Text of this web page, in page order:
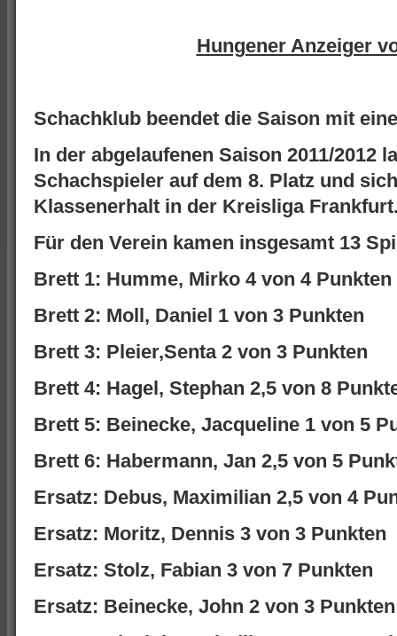
Hungener Anzeiger
Schachklub beendet die Saison mit
In der abgelaufenen Saison 2011/2012
Schachspieler auf dem 8. Platz und
Klassenerhalt in der Kreisliga
Für den Verein kamen insgesamt 13
Brett 1: Humme, Mirko 4 von 4 Punkten
Brett 2: Moll, Daniel 1 von 3 Punkten
Brett 3: Pleier,Senta 2 von 3 Punkten
Brett 4: Hagel, Stephan 2,5 von 8
Brett 5: Beinecke, Jacqueline 1 von 5
Brett 6: Habermann, Jan 2,5 von 5
Ersatz: Debus, Maximilian 2,5 von 4
Ersatz: Moritz, Dennis 3 von 3 Punkten
Ersatz: Stolz, Fabian 3 von 7 Punkten
Ersatz: Beinecke, John 2 von 3 Punkten